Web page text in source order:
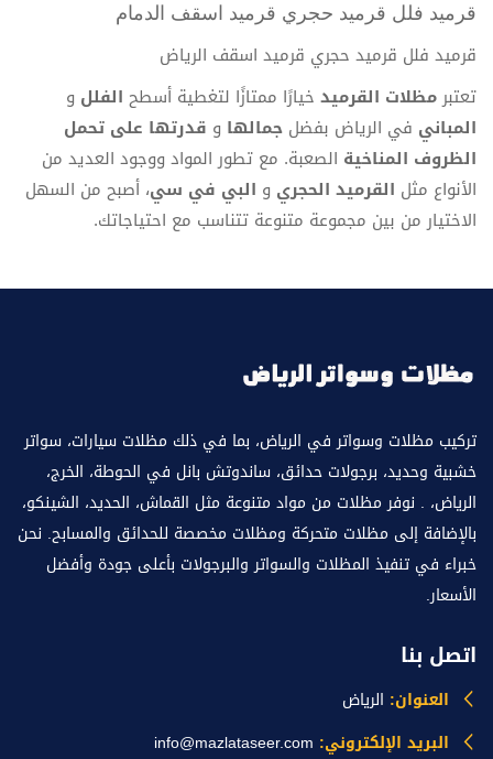
قرميد فلل قرميد حجري قرميد اسقف الدمام
قرميد فلل قرميد حجري قرميد اسقف الرياض
تعتبر مظلات القرميد خيارًا ممتازًا لتغطية أسطح الفلل و
المباني في الرياض بفضل جمالها و قدرتها على تحمل
الظروف المناخية الصعبة. مع تطور المواد ووجود العديد من
الأنواع مثل القرميد الحجري و البي في سي، أصبح من السهل
الاختيار من بين مجموعة متنوعة تتناسب مع احتياجاتك.
تركيب مظلات وسواتر في الرياض، بما في ذلك مظلات سيارات، سواتر
خشبية وحديد، برجولات حدائق، ساندوتش بانل في الحوطة، الخرج،
الرياض، . نوفر مظلات من مواد متنوعة مثل القماش، الحديد، الشينكو،
بالإضافة إلى مظلات متحركة ومظلات مخصصة للحدائق والمسابح. نحن
خبراء في تنفيذ المظلات والسواتر والبرجولات بأعلى جودة وأفضل
الأسعار.
اتصل بنا
العنوان: الرياض
البريد الإلكتروني: info@mazlataseer.com